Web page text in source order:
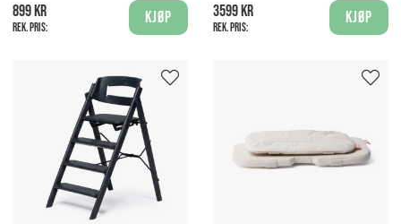
899 kr
Rek. pris:
Kjøp
3599 kr
Rek. pris:
Kjøp